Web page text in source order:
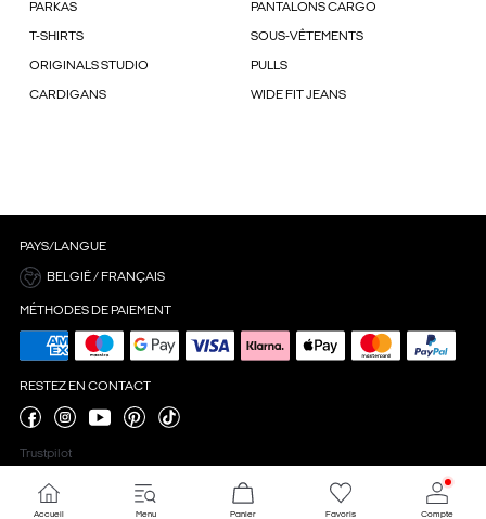
PARKAS PANTALONS CARGO
T-SHIRTS SOUS-VÊTEMENTS
ORIGINALS STUDIO PULLS
CARDIGANS WIDE FIT JEANS
PAYS/LANGUE
BELGIË / FRANÇAIS
MÉTHODES DE PAIEMENT
RESTEZ EN CONTACT
Trustpilot
Accueil Menu Panier Favoris Compte